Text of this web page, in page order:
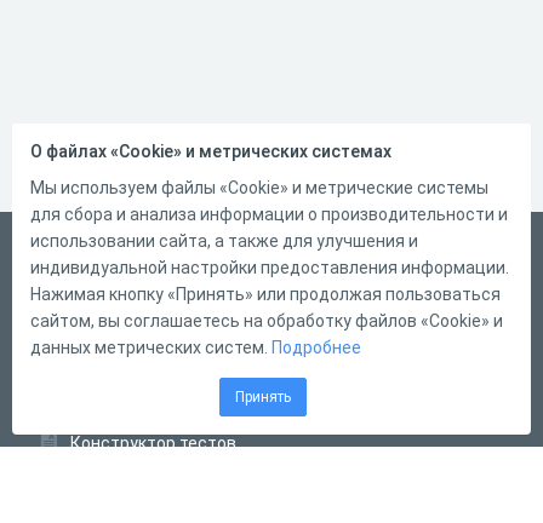
Русский
Справка
Форма обратной связи
Конструктор тестов
О файлах «Cookie» и метрических системах
Мы используем файлы «Cookie» и метрические системы
для сбора и анализа информации о производительности и
использовании сайта, а также для улучшения и
индивидуальной настройки предоставления информации.
Нажимая кнопку «Принять» или продолжая пользоваться
сайтом, вы соглашаетесь на обработку файлов «Cookie» и
данных метрических систем. Подробнее
Принять